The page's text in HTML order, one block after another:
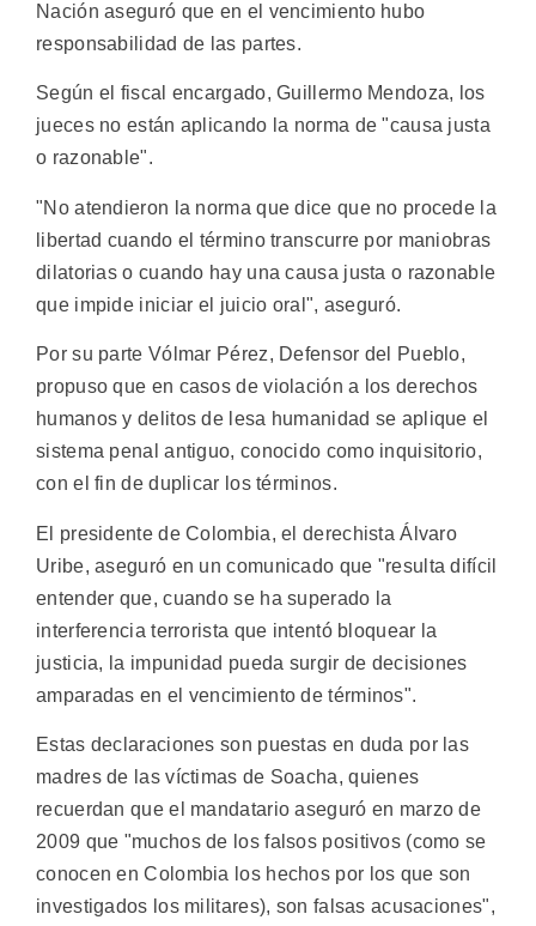
Nación aseguró que en el vencimiento hubo
responsabilidad de las partes.
Según el fiscal encargado, Guillermo Mendoza, los
jueces no están aplicando la norma de "causa justa
o razonable".
"No atendieron la norma que dice que no procede la
libertad cuando el término transcurre por maniobras
dilatorias o cuando hay una causa justa o razonable
que impide iniciar el juicio oral", aseguró.
Por su parte Vólmar Pérez, Defensor del Pueblo,
propuso que en casos de violación a los derechos
humanos y delitos de lesa humanidad se aplique el
sistema penal antiguo, conocido como inquisitorio,
con el fin de duplicar los términos.
El presidente de Colombia, el derechista Álvaro
Uribe, aseguró en un comunicado que "resulta difícil
entender que, cuando se ha superado la
interferencia terrorista que intentó bloquear la
justicia, la impunidad pueda surgir de decisiones
amparadas en el vencimiento de términos".
Estas declaraciones son puestas en duda por las
madres de las víctimas de Soacha, quienes
recuerdan que el mandatario aseguró en marzo de
2009 que "muchos de los falsos positivos (como se
conocen en Colombia los hechos por los que son
investigados los militares), son falsas acusaciones",